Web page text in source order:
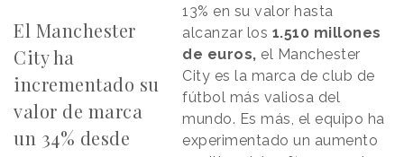
El Manchester
City ha
incrementado su
valor de marca
un 34% desde
13% en su valor hasta
alcanzar los 1.510 millones
de euros, el Manchester
City es la marca de club de
fútbol más valiosa del
mundo. Es más, el equipo ha
experimentado un aumento